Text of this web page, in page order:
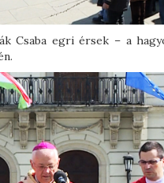
Csaba egri érsek – a